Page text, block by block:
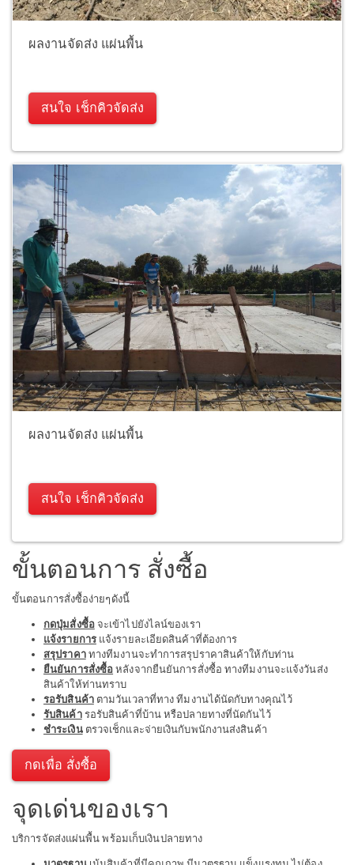
ผลงานจัดส่ง แผ่นพื้น
สนใจ เช็กคิวจัดส่ง
ผลงานจัดส่ง แผ่นพื้น
สนใจ เช็กคิวจัดส่ง
ขั้นตอนการ สั่งซื้อ
ขั้นตอนการสั่งซื้อง่ายๆดังนี้
กดปุ่มสั่งซื้อจะเข้าไปยังไลน์ของเรา
แจ้งรายการแจ้งรายละเอียดสินค้าที่ต้องการ
สรุปราคาทางทีมงานจะทำการสรุปราคาสินค้าให้กับท่าน
ยืนยันการสั่งซื้อ หลังจากยืนยันการสั่งซื้อ ทางทีมงานจะแจ้งวันส่ง
สินค้าให้ท่านทราบ
รอรับสินค้าตามวันเวลาที่ทาง ทีมงานได้นัดกับทางคุณไว้
รับสินค้ารอรับสินค้าที่บ้าน หรือปลายทางที่นัดกันไว้
ชำระเงินตรวจเช็กและจ่ายเงินกับพนักงานส่งสินค้า
กดเพื่อ สั่งซื้อ
จุดเด่นของเรา
บริการจัดส่งแผ่นพื้น พร้อมเก็บเงินปลายทาง